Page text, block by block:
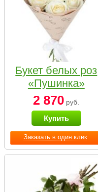
Заказать в один клик
Букет белых роз
«Пушинка»
2 870 руб.
Купить